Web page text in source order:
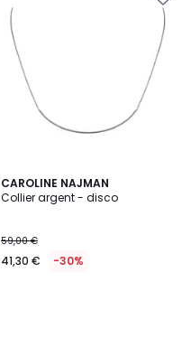
CAROLINE NAJMAN
Collier argent - disco
59,00 €
41,30 € -30%